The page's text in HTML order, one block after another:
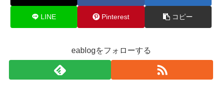
LINE Pinterest コピー
eablogをフォローする